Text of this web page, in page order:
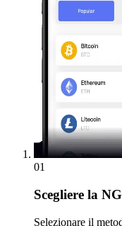
01
Scegliere la
Selezionare il